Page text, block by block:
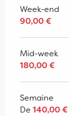
Week-end
90,00 €
Mid-week
180,00 €
Semaine
De 140,00 €